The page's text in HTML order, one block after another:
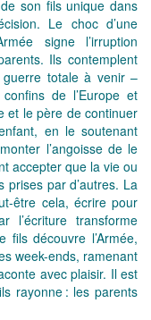
son fils unique dans
Le choc d’une
signe l’irruption
Ils contemplent
guerre totale à venir –
de l’Europe et
et le père de continuer
en le soutenant
l’angoisse de le
accepter que la vie ou
prises par d’autres. La
être cela, écrire pour
l’écriture transforme
découvre l’Armée,
week-ends, ramenant
avec plaisir. Il est
rayonne : les parents